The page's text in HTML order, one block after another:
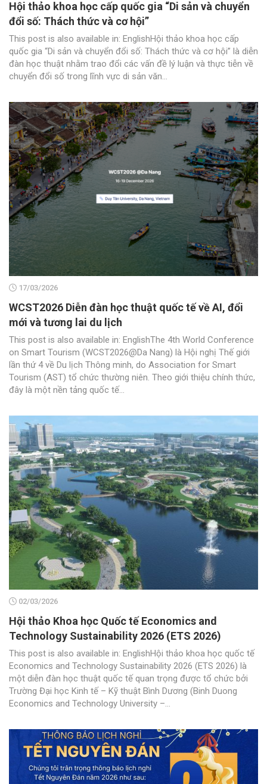
Hội thảo khoa học cấp quốc gia “Di sản và chuyển
đổi số: Thách thức và cơ hội”
This post is also available in: EnglishHội thảo khoa học cấp
quốc gia “Di sản và chuyển đổi số: Thách thức và cơ hội” là diễn
đàn học thuật nhằm trao đổi các vấn đề lý luận và thực tiễn về
chuyển đổi số trong lĩnh vực di sản văn...
17/03/2026
WCST2026 Diễn đàn học thuật quốc tế về AI, đổi
mới và tương lai du lịch
This post is also available in: EnglishThe 4th World Conference
on Smart Tourism (WCST2026@Da Nang) là Hội nghị Thế giới
lần thứ 4 về Du lịch Thông minh, do Association for Smart
Tourism (AST) tổ chức thường niên. Theo giới thiệu chính thức,
đây là một nền tảng quốc tế...
02/03/2026
Hội thảo Khoa học Quốc tế Economics and
Technology Sustainability 2026 (ETS 2026)
This post is also available in: EnglishHội thảo khoa học quốc tế
Economics and Technology Sustainability 2026 (ETS 2026) là
một diễn đàn học thuật quốc tế quan trọng được tổ chức bởi
Trường Đại học Kinh tế – Kỹ thuật Bình Dương (Binh Duong
Economics and Technology University –...